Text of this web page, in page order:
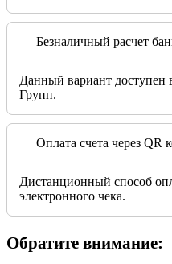
Безналичный расчет
Данный вариант доступен
Групп.
Оплата счета через
Дистанционный способ
электронного чека.
Обратите внимание: